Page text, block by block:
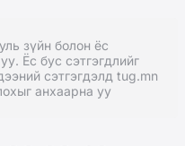
зүйн болон ёс
Ёс бус сэтгэгдлийг
сэтгэгдэлд tug.mn
анхаарна уу